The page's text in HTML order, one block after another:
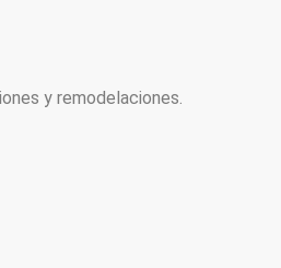
y remodelaciones.